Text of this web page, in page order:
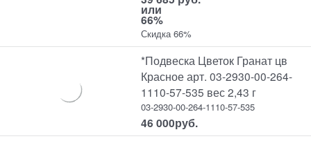
или
66%
Скидка 66%
*Подвеска Цветок Гранат цв
Красное арт. 03-2930-00-264-
1110-57-535 вес 2,43 г
03-2930-00-264-1110-57-535
46 000руб.